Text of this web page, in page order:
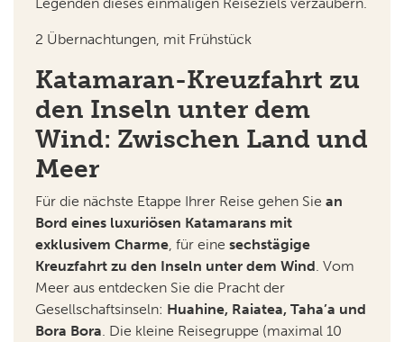
2 Übernachtungen, mit Frühstück
Katamaran-Kreuzfahrt zu
den Inseln unter dem
Wind: Zwischen Land und
Meer
Für die nächste Etappe Ihrer Reise gehen Sie an
Bord eines luxuriösen Katamarans mit
exklusivem Charme , für eine sechstägige
Kreuzfahrt zu den Inseln unter dem Wind . Vom
Meer aus entdecken Sie die Pracht der
Gesellschaftsinseln: Huahine, Raiatea, Taha’a und
Bora Bora . Die kleine Reisegruppe (maximal 10